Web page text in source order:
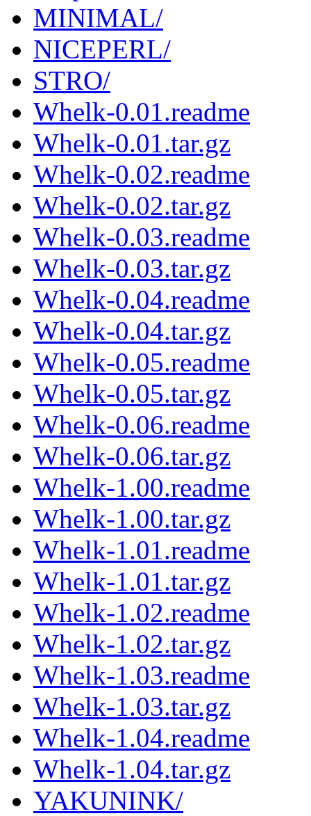
MINIMAL/
NICEPERL/
STRO/
Whelk-0.01.readme
Whelk-0.01.tar.gz
Whelk-0.02.readme
Whelk-0.02.tar.gz
Whelk-0.03.readme
Whelk-0.03.tar.gz
Whelk-0.04.readme
Whelk-0.04.tar.gz
Whelk-0.05.readme
Whelk-0.05.tar.gz
Whelk-0.06.readme
Whelk-0.06.tar.gz
Whelk-1.00.readme
Whelk-1.00.tar.gz
Whelk-1.01.readme
Whelk-1.01.tar.gz
Whelk-1.02.readme
Whelk-1.02.tar.gz
Whelk-1.03.readme
Whelk-1.03.tar.gz
Whelk-1.04.readme
Whelk-1.04.tar.gz
YAKUNINK/